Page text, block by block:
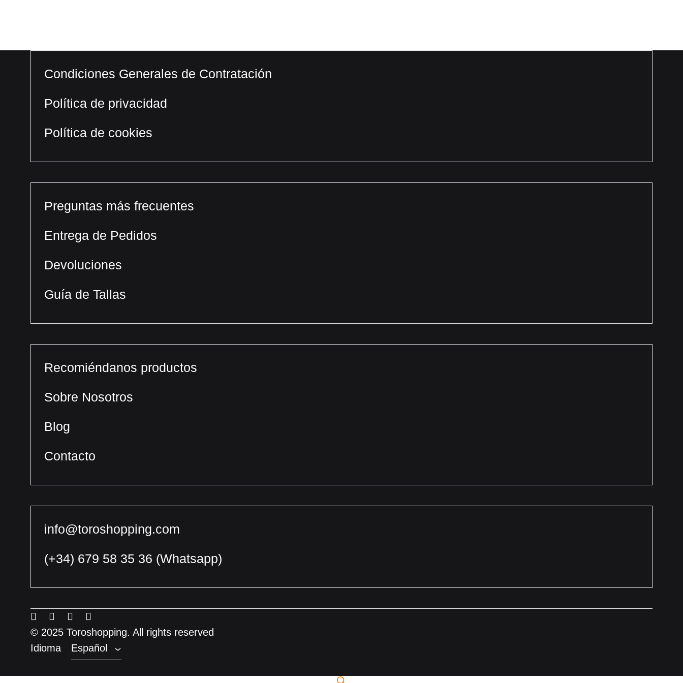
Condiciones Generales de Contratación
Política de privacidad
Política de cookies
Preguntas más frecuentes
Entrega de Pedidos
Devoluciones
Guía de Tallas
Recomiéndanos productos
Sobre Nosotros
Blog
Contacto
info@toroshopping.com
(+34) 679 58 35 36 (Whatsapp)
Menu
Item
Menu
Item
Menu
ItemItem
© 2025 Toroshopping. All rights reserved
Idioma
Español
Francés